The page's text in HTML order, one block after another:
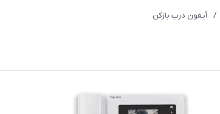
/ آیفون درب بازکن